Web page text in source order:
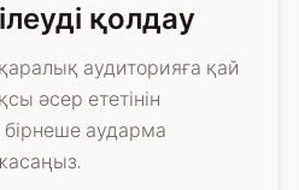
қолдау
аудиторияға қай
әсер ететінін
бірнеше аударма